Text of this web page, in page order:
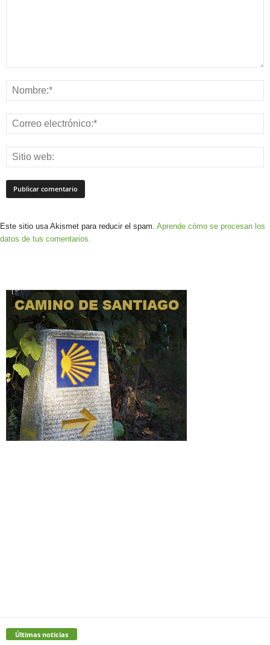
Este sitio usa Akismet para reducir el spam. Aprende cómo se procesan los
datos de tus comentarios.
Últimas noticias